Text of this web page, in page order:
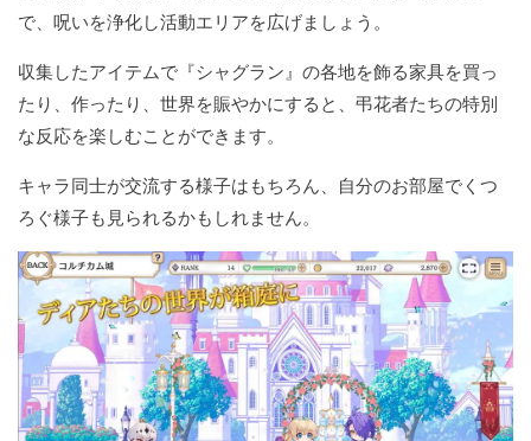
で、呪いを浄化し活動エリアを広げましょう。
収集したアイテムで『シャグラン』の各地を飾る家具を買っ
たり、作ったり、世界を賑やかにすると、弔花者たちの特別
な反応を楽しむことができます。
キャラ同士が交流する様子はもちろん、自分のお部屋でくつ
ろぐ様子も見られるかもしれません。